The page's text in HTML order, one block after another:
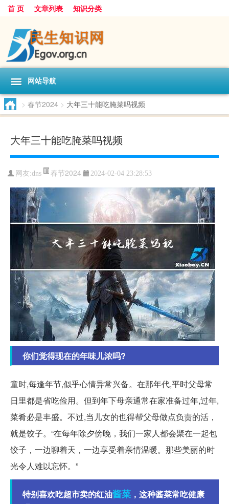
首 页 文章列表 知识分类
网站导航
> 春节2024 > 大年三十能吃腌菜吗视频
大年三十能吃腌菜吗视频
网友:dns 春节2024 2024-02-04 23:28:53
你们觉得现在的年味儿浓吗?
童时,每逢年节,似乎心情异常兴备。在那年代,平时父母常
日里都是省吃俭用。但到年下母亲通常在家准备过年,过年,
菜肴必是丰盛。不过,当儿女的也得帮父母做点负责的活，
就是饺子。“在每年除夕傍晚，我们一家人都会聚在一起包
饺子，一边聊着天，一边享受着亲情温暖。那些美丽的时
光令人难以忘怀。”
特别喜欢吃超市卖的红油酱菜 ，这种酱菜常吃健康